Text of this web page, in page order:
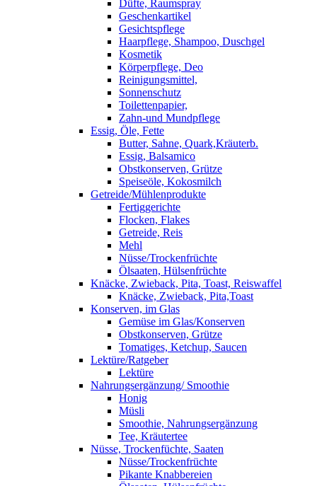
Düfte, Raumspray
Geschenkartikel
Gesichtspflege
Haarpflege, Shampoo, Duschgel
Kosmetik
Körperpflege, Deo
Reinigungsmittel,
Sonnenschutz
Toilettenpapier,
Zahn-und Mundpflege
Essig, Öle, Fette
Butter, Sahne, Quark,Kräuterb.
Essig, Balsamico
Obstkonserven, Grütze
Speiseöle, Kokosmilch
Getreide/Mühlenprodukte
Fertiggerichte
Flocken, Flakes
Getreide, Reis
Mehl
Nüsse/Trockenfrüchte
Ölsaaten, Hülsenfrüchte
Knäcke, Zwieback, Pita, Toast, Reiswaffel
Knäcke, Zwieback, Pita,Toast
Konserven, im Glas
Gemüse im Glas/Konserven
Obstkonserven, Grütze
Tomatiges, Ketchup, Saucen
Lektüre/Ratgeber
Lektüre
Nahrungsergänzung/ Smoothie
Honig
Müsli
Smoothie, Nahrungsergänzung
Tee, Kräutertee
Nüsse, Trockenfüchte, Saaten
Nüsse/Trockenfrüchte
Pikante Knabbereien